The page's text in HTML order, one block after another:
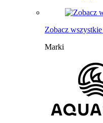
Zobacz
Marki